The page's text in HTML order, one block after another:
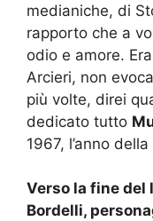
medianiche, di
rapporto che a
odio e amore.
Arcieri, non
più volte, direi
dedicato tutto
1967, l’anno della
Verso la fine del
Bordelli,